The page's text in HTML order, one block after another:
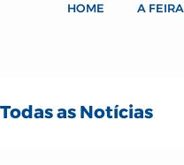
HOME A FEIRA
Todas as Notícias